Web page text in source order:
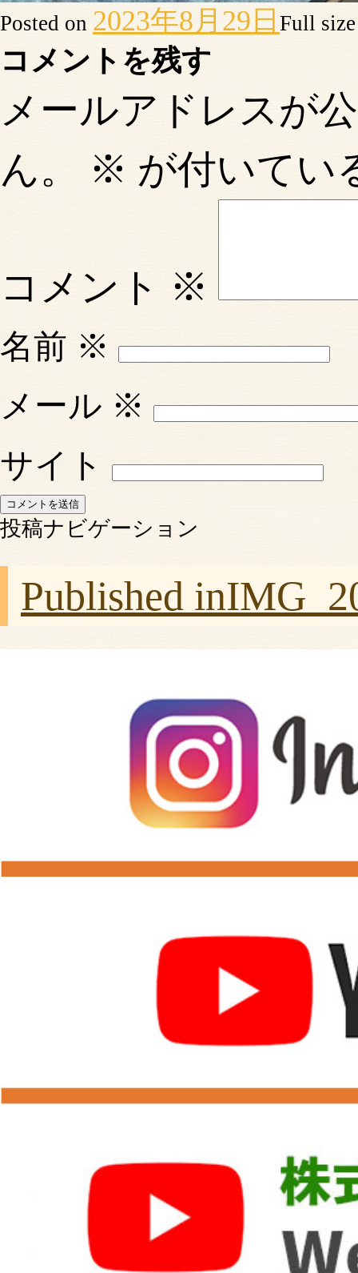
Posted on 2023年8月29日 Full
コメントを残す
メールアドレスが
ん。
※ が付いてい
コメント ※
名前 ※
メール ※
サイト
投稿ナビゲーション
Published in